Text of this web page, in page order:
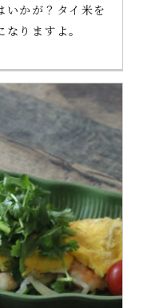
いかが？タイ米を
りますよ。